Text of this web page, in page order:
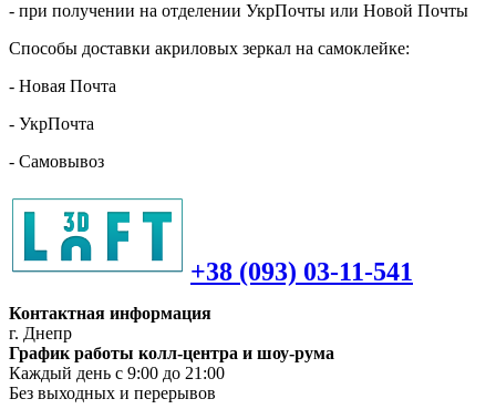
- при получении на отделении УкрПочты или Новой Почты
Способы доставки акриловых зеркал на самоклейке:
- Новая Почта
- УкрПочта
- Самовывоз
+38 (093) 03-11-541
Контактная информация
г. Днепр
График работы колл-центра и шоу-рума
Каждый день с 9:00 до 21:00
Без выходных и перерывов